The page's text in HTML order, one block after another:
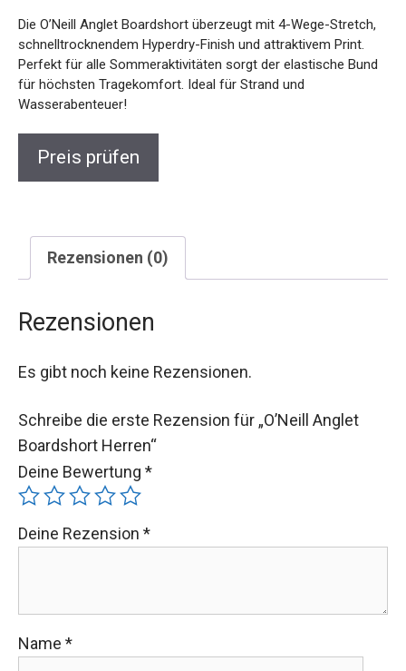
Die O’Neill Anglet Boardshort überzeugt mit 4-Wege-Stretch,
schnelltrocknendem Hyperdry-Finish und attraktivem Print.
Perfekt für alle Sommeraktivitäten sorgt der elastische Bund
für höchsten Tragekomfort. Ideal für Strand und
Wasserabenteuer!
Preis prüfen
Rezensionen (0)
Rezensionen
Es gibt noch keine Rezensionen.
Schreibe die erste Rezension für „O’Neill Anglet
Boardshort Herren“
Deine Bewertung *
Deine Rezension *
Name *